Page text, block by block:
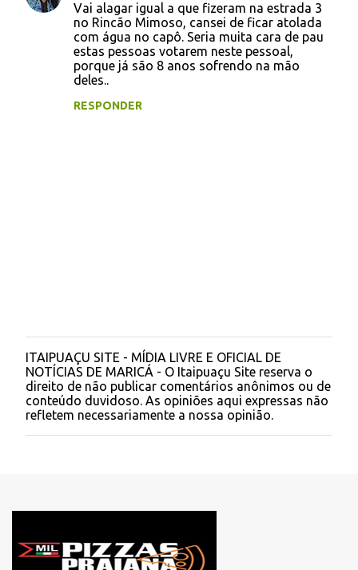
Vai alagar igual a que fizeram na estrada 3
no Rincão Mimoso, cansei de ficar atolada
com água no capô. Seria muita cara de pau
estas pessoas votarem neste pessoal,
porque já são 8 anos sofrendo na mão
deles..
RESPONDER
P
o
s
t
a
r
t
ITAIPUAÇU SITE - MÍDIA LIVRE E OFICIAL DE
NOTÍCIAS DE MARICÁ - O Itaipuaçu Site reserva o
direito de não publicar comentários anônimos ou de
conteúdo duvidoso. As opiniões aqui expressas não
refletem necessariamente a nossa opinião.